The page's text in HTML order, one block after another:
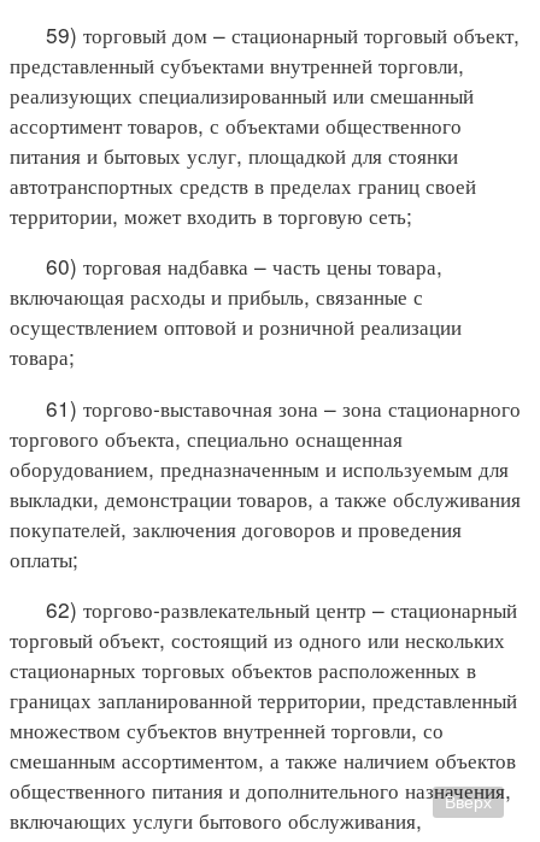
59) торговый дом – стационарный торговый объект,
представленный субъектами внутренней торговли,
реализующих специализированный или смешанный
ассортимент товаров, с объектами общественного
питания и бытовых услуг, площадкой для стоянки
автотранспортных средств в пределах границ своей
территории, может входить в торговую сеть;
60) торговая надбавка – часть цены товара,
включающая расходы и прибыль, связанные с
осуществлением оптовой и розничной реализации
товара;
61) торгово-выставочная зона – зона стационарного
торгового объекта, специально оснащенная
оборудованием, предназначенным и используемым для
выкладки, демонстрации товаров, а также обслуживания
покупателей, заключения договоров и проведения
оплаты;
62) торгово-развлекательный центр – стационарный
торговый объект, состоящий из одного или нескольких
стационарных торговых объектов расположенных в
границах запланированной территории, представленный
множеством субъектов внутренней торговли, со
смешанным ассортиментом, а также наличием объектов
общественного питания и дополнительного назначения,
включающих услуги бытового обслуживания,
Вверх